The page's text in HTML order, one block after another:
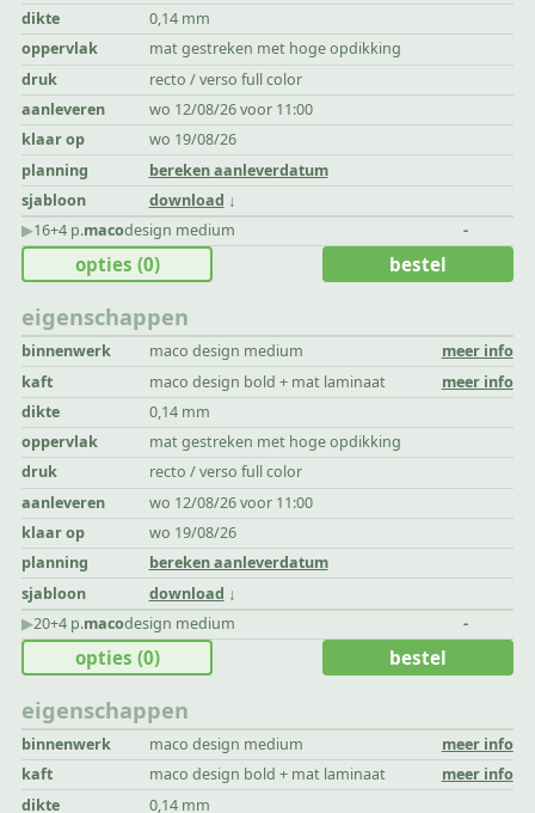
dikte
0,14 mm
oppervlak
mat gestreken met hoge opdikking
druk
recto / verso full color
aanleveren
wo 12/08/26 voor 11:00
klaar op
wo 19/08/26
planning
bereken aanleverdatum
sjabloon
download
▶︎16+4 p.macodesign medium -
eigenschappen
binnenwerk maco design medium
meer info
kaft
maco design bold + mat laminaat
meer info
dikte
0,14 mm
oppervlak
mat gestreken met hoge opdikking
druk
recto / verso full color
aanleveren
wo 12/08/26 voor 11:00
klaar op
wo 19/08/26
planning
bereken aanleverdatum
sjabloon
download
opties (0) bestel
▶︎20+4 p.macodesign medium -
eigenschappen
binnenwerk maco design medium
meer info
kaft
maco design bold + mat laminaat
meer info
dikte
0,14 mm
opties (0) bestel